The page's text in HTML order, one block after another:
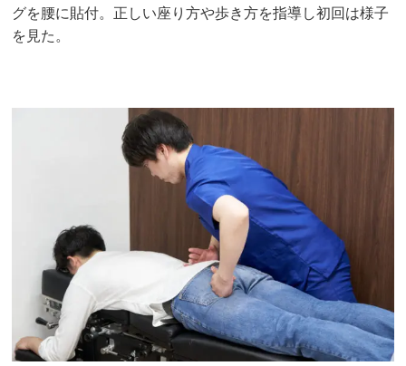
グを腰に貼付。正しい座り方や歩き方を指導し初回は様子
を見た。